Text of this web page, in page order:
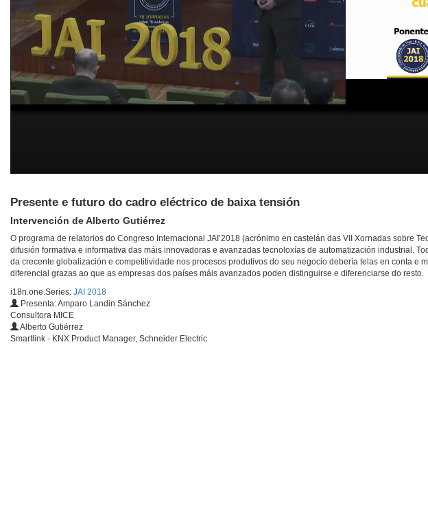
Presente e futuro do cadro eléctrico de baixa tensión
Intervención de Alberto Gutiérrez
O programa de relatorios do Congreso Internacional JAI’2018 (acrónimo en castelán das VII Xornadas sobre
difusión formativa e informativa das máis innovadoras e avanzadas tecnoloxías de automatización industrial.
da crecente globalización e competitividade nos procesos produtivos do seu negocio debería telas en conta e
diferencial grazas ao que as empresas dos países máis avanzados poden distinguirse e diferenciarse do resto.
i18n.one.Series: JAI 2018
Presenta: Amparo Landin Sánchez
Consultora MICE
Alberto Gutiérrez
Smartlink - KNX Product Manager, Schneider Electric